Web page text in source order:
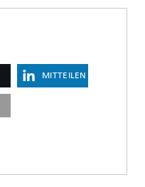
MITTEILEN